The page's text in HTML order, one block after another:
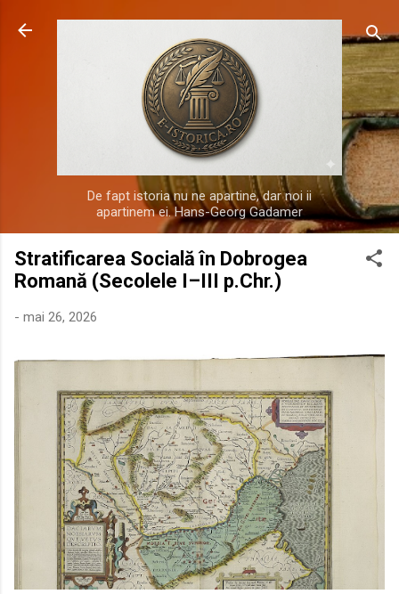
Treceți la conținutul principal
De fapt istoria nu ne apartine, dar noi ii
apartinem ei. Hans-Georg Gadamer
Stratificarea Socială în Dobrogea
Romană (Secolele I–III p.Chr.)
- mai 26, 2026